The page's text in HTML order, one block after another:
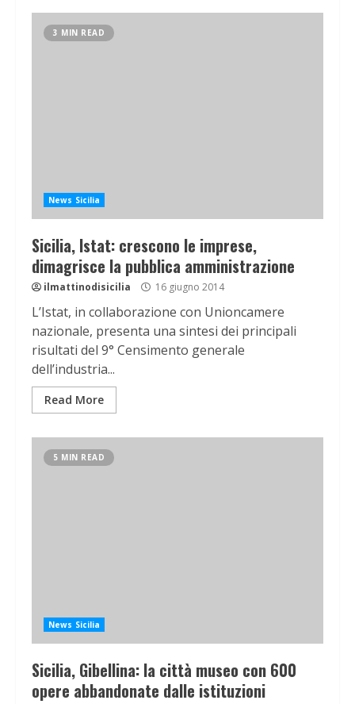
3 MIN READ
News Sicilia
Sicilia, Istat: crescono le imprese,
dimagrisce la pubblica amministrazione
ilmattinodisicilia 16 giugno 2014
L’Istat, in collaborazione con Unioncamere
nazionale, presenta una sintesi dei principali
risultati del 9° Censimento generale
dell’industria...
Read More
5 MIN READ
News Sicilia
Sicilia, Gibellina: la città museo con 600
opere abbandonate dalle istituzioni